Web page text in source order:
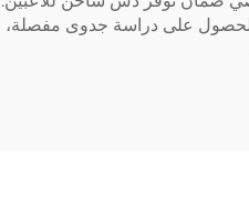
لكل وحدة سنويًا. وللحصول على دراسة